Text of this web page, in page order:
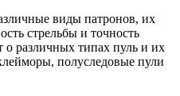
виды патронов, их
стрельбы и точность
о различных типах пуль и их
полуследовые пули